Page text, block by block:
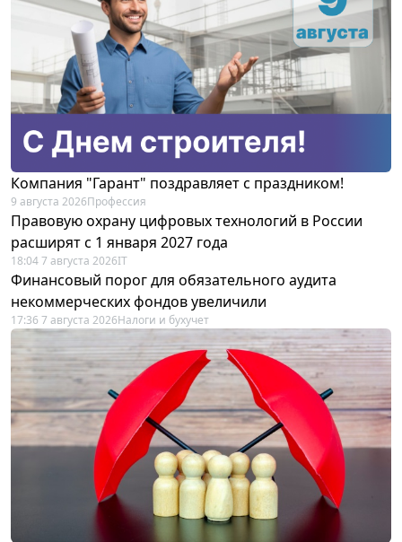
Компания "Гарант" поздравляет с праздником!
9 августа 2026Профессия
Правовую охрану цифровых технологий в России
расширят с 1 января 2027 года
18:04 7 августа 2026IT
Финансовый порог для обязательного аудита
некоммерческих фондов увеличили
17:36 7 августа 2026Налоги и бухучет